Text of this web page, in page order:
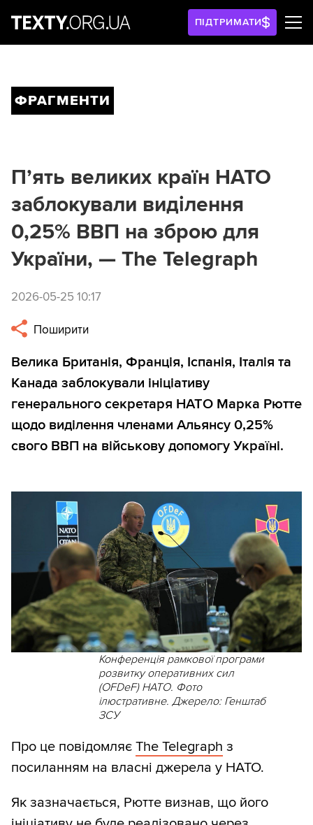
ПІДТРИМАТИ
ФРАГМЕНТИ
П’ять великих країн НАТО
заблокували виділення
0,25% ВВП на зброю для
України, — The Telegraph
2026-05-25 10:17
Поширити
Велика Британія, Франція, Іспанія, Італія та
Канада заблокували ініціативу
генерального секретаря НАТО Марка Рютте
щодо виділення членами Альянсу 0,25%
свого ВВП на військову допомогу Україні.
Конференція рамкової програми
розвитку оперативних сил
(OFDeF) НАТО. Фото
ілюстративне. Джерело: Генштаб
ЗСУ
Про це повідомляє The Telegraph з
посиланням на власні джерела у НАТО.
Як зазначається, Рютте визнав, що його